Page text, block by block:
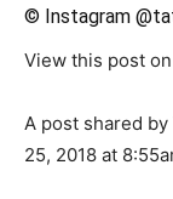
© Instagram
View this post
A post shared by
25, 2018 at